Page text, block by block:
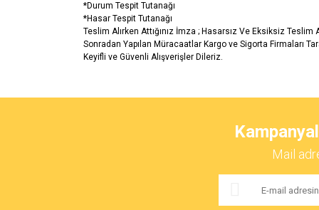
*Durum Tespit Tutanağı
*Hasar Tespit Tutanağı
Teslim Alırken Attığınız İmza ; Hasarsız Ve Eksiksiz Teslim
Sonradan Yapılan Müracaatlar Kargo ve Sigorta Firmaları
Keyifli ve Güvenli Alışverişler Dileriz.
Ürün resmi kalitesiz, bozuk veya görüntülenemiyor.
Mail